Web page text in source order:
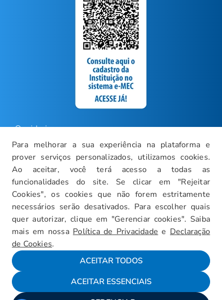
Para melhorar a sua experiência na plataforma e
prover serviços personalizados, utilizamos cookies.
Ao aceitar, você terá acesso a todas as
funcionalidades do site. Se clicar em "Rejeitar
Cookies", os cookies que não forem estritamente
necessários serão desativados. Para escolher quais
quer autorizar, clique em "Gerenciar cookies". Saiba
mais em nossa Política de Privacidade e Declaração
de Cookies.
ACEITAR TODOS
ACEITAR ESSENCIAIS
Ouvidoria
Carreiras
Intranet
Política de Privacidade
Documentos Institucionais
Faça um Tour Virtual
Blog
Mapa do Site
Fale conosco